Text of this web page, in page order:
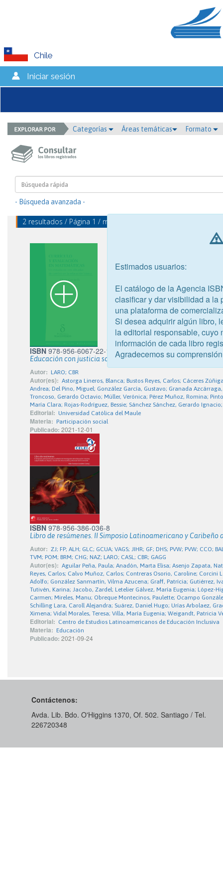
Chile
Iniciar sesión
Categorías Áreas temáticas Formato
- Búsqueda avanzada -
2 resultados / Página 1 / mostrando 1 - 2
ISBN 978-956-6067-22-1
Educación con justicia social
Autor: LARO; CBR
Autor(es): Astorga Lineros, Blanca; Bustos Reyes, Carlos; Cáceres
Andrea; Del Pino, Miguel; González García, Gustavo; Granada
Troncoso, Gerardo Octavio; Müller, Verónica; Pérez Muñoz, Romina;
María Clara; Rojas-Rodríguez, Bessie; Sánchez Sánchez, Gerardo
Editorial: Universidad Católica del Maule
Materia: Participación social
Publicado: 2021-12-01
ISBN 978-956-386-036-8
Libro de resúmenes. II Simposio Latinoamericano y
Autor: ZJ; FP; ALH; GLC; GCUA; VAGS; JIHR; GF; DHS; PVW; PVW; CCO;
TVM; POM; BRM; CHG; NAZ; LARO; CASL; CBR; GAGG
Autor(es): Aguilar Peña, Paula; Anadón, Marta Elisa; Asenjo Zapata,
Reyes, Carlos; Calvo Muñoz, Carlos; Contreras Osorio, Caroline; Corcini
Adolfo; González Sanmartín, Vilma Azucena; Graff, Patrícia; Gutiérrez,
Tutivén, Karina; Jacobo, Zardel; Letelier Gálvez, María Eugenia; López-
Carmen; Mireles, Manu; Obreque Montecinos, Paulette; Ocampo
Schilling Lara, Caroll Alejandra; Suárez, Daniel Hugo; Urías Arbolaez,
Ximena; Vidal Morales, Teresa; Villa, María Eugenia; Weigandt, Patricia
Editorial: Centro de Estudios Latinoamericanos de Educación Inclusiva
Materia: Educación
Publicado: 2021-09-24
Contáctenos:
Avda. Lib. Bdo. O'Higgins 1370, Of. 502. Santiago / Tel.
226720348
Estimados usuarios:
El catálogo de la Agencia
clasificar y dar visibilidad a la
una plataforma de
Si desea adquirir algún libro,
la editorial responsable, cuyo
información de cada libro
Agradecemos su